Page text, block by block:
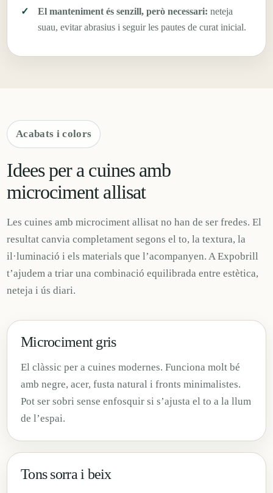
El manteniment és senzill, però necessari: neteja
suau, evitar abrasius i seguir les pautes de curat inicial.
Acabats i colors
Idees per a cuines amb
microciment allisat
Les cuines amb microciment allisat no han de ser fredes. El
resultat canvia completament segons el to, la textura, la
il·luminació i els materials que l’acompanyen. A Expobrill
t’ajudem a triar una combinació equilibrada entre estètica,
neteja i ús diari.
Microciment gris
El clàssic per a cuines modernes. Funciona molt bé
amb negre, acer, fusta natural i fronts minimalistes.
Pot ser sobri sense enfosquir si s’ajusta el to a la llum
de l’espai.
Tons sorra i beix